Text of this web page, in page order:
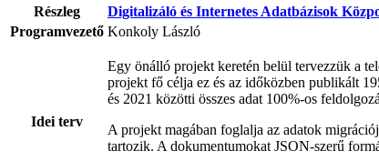
Részleg
Digitalizáló és Internetes Adatbázisok
Programvezető Konkoly László
Idei terv
Egy önálló projekt keretén belül tervezzük a
projekt fő célja ez és az időközben publikált
és 2021 közötti összes adat 100%-os
A projekt magában foglalja az adatok
tartozik. A dokumentumokat JSON-szerű